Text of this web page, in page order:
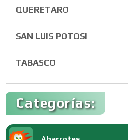
QUERETARO
SAN LUIS POTOSI
TABASCO
Categorías: